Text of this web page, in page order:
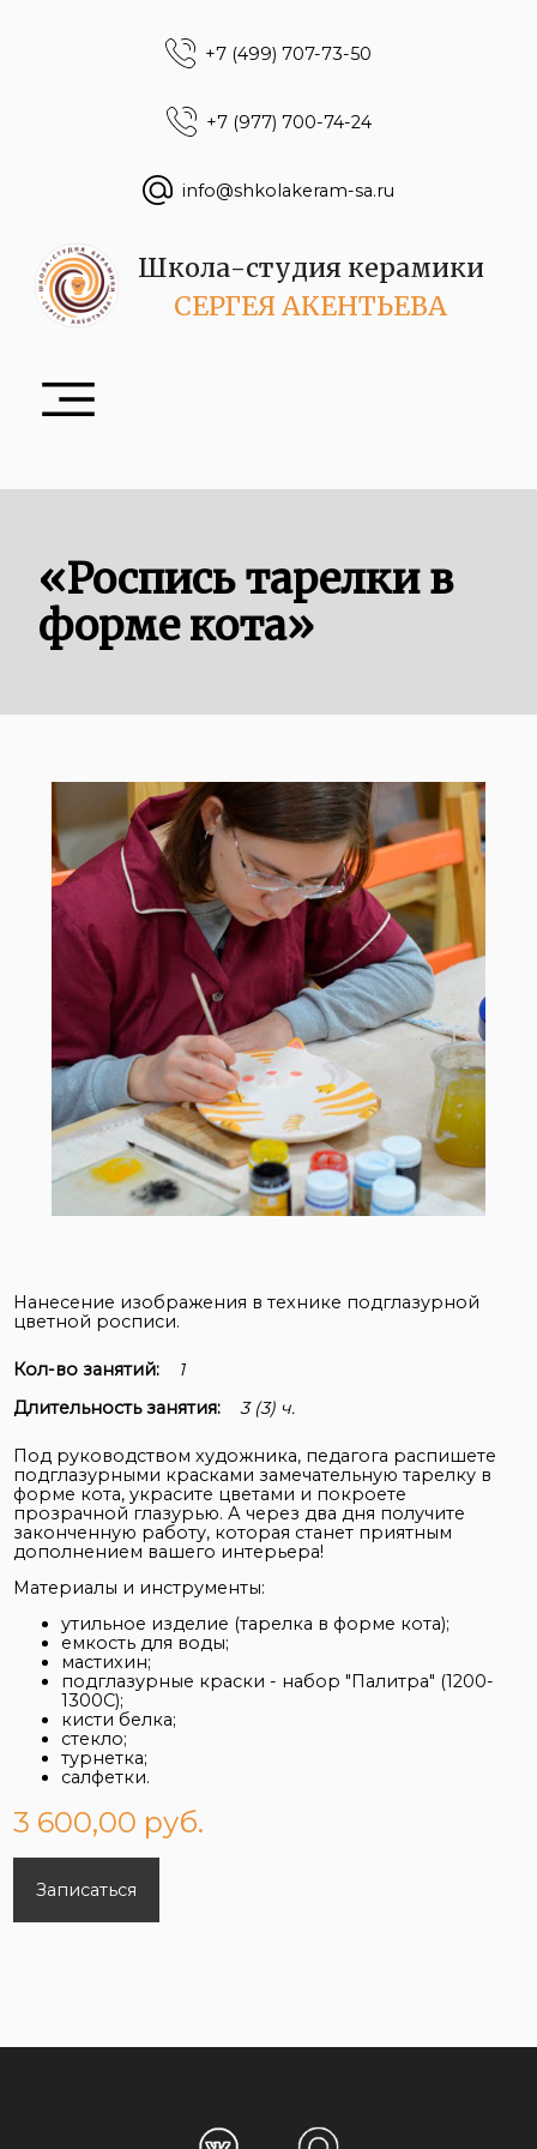
+7 (499) 707-73-50
+7 (977) 700-74-24
info@shkolakeram-sa.ru
Школа-студия керамики
СЕРГЕЯ АКЕНТЬЕВА
«Роспись тарелки в
форме кота»
Нанесение изображения в технике подглазурной
цветной росписи.
Кол-во занятий:
1
Длительность занятия:
3 (3) ч.
Под руководством художника, педагога распишете
подглазурными красками замечательную тарелку в
форме кота, украсите цветами и покроете
прозрачной глазурью. А через два дня получите
законченную работу, которая станет приятным
дополнением вашего интерьера!
Материалы и инструменты:
утильное изделие (тарелка в форме кота);
емкость для воды;
мастихин;
подглазурные краски - набор "Палитра" (1200-
1300С);
кисти белка;
стекло;
турнетка;
салфетки.
3 600,00 руб.
Записаться